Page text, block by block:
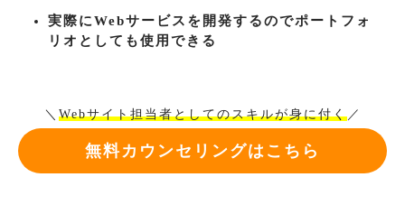
実際にWebサービスを開発するのでポートフォ
リオとしても使用できる
＼ Webサイト担当者としてのスキルが身に付く／
無料カウンセリングはこちら